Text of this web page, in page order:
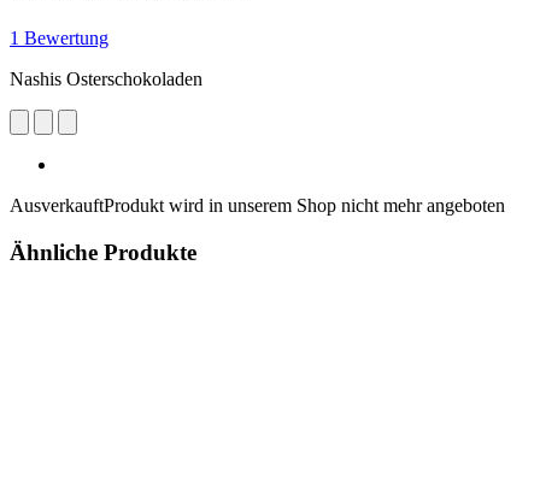
1 Bewertung
Nashis Osterschokoladen
AusverkauftProdukt wird in unserem Shop nicht mehr angeboten
Ähnliche Produkte